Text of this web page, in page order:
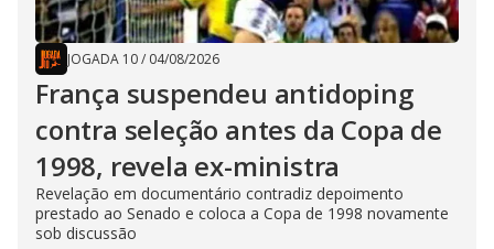
JOGADA 10/ 04/08/2026
França suspendeu antidoping
contra seleção antes da Copa de
1998, revela ex-ministra
Revelação em documentário contradiz depoimento
prestado ao Senado e coloca a Copa de 1998 novamente
sob discussão